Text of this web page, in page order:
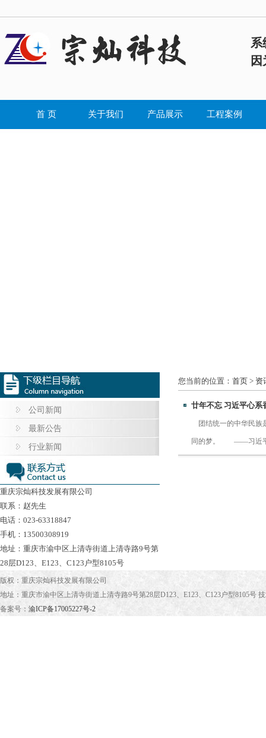
系
首 页 关于我们 产品展示 工程案例
公司新闻
最新公告
行业新闻
重庆宗灿科技发展有限公司
联系：赵先生
电话：023-63318847
手机：13500308919
地址：重庆市渝中区上清寺街道上清寺路9号第
28层D123、E123、C123户型8105号
您当前的位置： 首页 > 资
廿年不忘 习近平心系
团结统一的中华民族
同的梦。 ——习
版权：重庆宗灿科技发展有限公司
地址：重庆市渝中区上清寺街道上清寺路9号第28层D123、E123、C123户型8105号
备案号： 渝ICP备17005227号-2